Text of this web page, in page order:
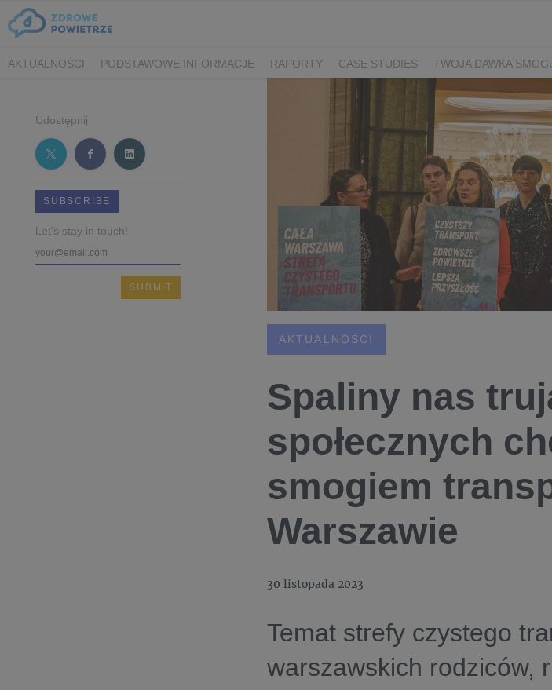
AKTUALNOŚCI PODSTAWOWE INFORMACJE RAPORTY CASE STUDIES TWOJA DAWKA
Udostępnij
SUBSCRIBE
Let's stay in touch!
AKTUALNOŚCI
Spaliny nas
społecznych
smogiem
Warszawie
30 listopada 2023
Temat strefy czystego
warszawskich rodziców,